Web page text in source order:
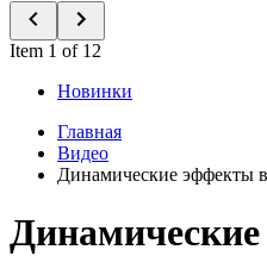
Item 1 of 12
Новинки
Главная
Видео
Динамические эффекты